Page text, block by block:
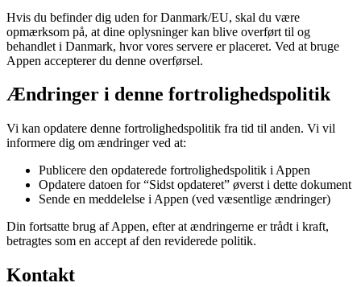
Hvis du befinder dig uden for Danmark/EU, skal du være
opmærksom på, at dine oplysninger kan blive overført til og
behandlet i Danmark, hvor vores servere er placeret. Ved at bruge
Appen accepterer du denne overførsel.
Ændringer i denne fortrolighedspolitik
Vi kan opdatere denne fortrolighedspolitik fra tid til anden. Vi vil
informere dig om ændringer ved at:
Publicere den opdaterede fortrolighedspolitik i Appen
Opdatere datoen for “Sidst opdateret” øverst i dette dokument
Sende en meddelelse i Appen (ved væsentlige ændringer)
Din fortsatte brug af Appen, efter at ændringerne er trådt i kraft,
betragtes som en accept af den reviderede politik.
Kontakt